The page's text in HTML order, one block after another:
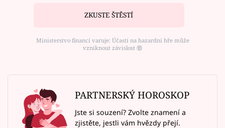
ZKUSTE ŠTĚSTÍ
Ministerstvo financí varuje: Účastí na hazardní hře může
vzniknout závislost ⑱
PARTNERSKÝ HOROSKOP
Jste si souzení? Zvolte znamení a
zjistěte, jestli vám hvězdy přejí.